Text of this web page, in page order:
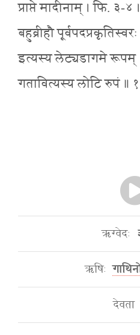
प्राप्ते मादीनाम् । फि. ३-४
बहुव्रीहौ
इत्यस्य लेट्यडागमे रूपम्
गतावित्यस्य लोटि रुपं ॥
ऋग्वेदः
ऋषिः
देवता